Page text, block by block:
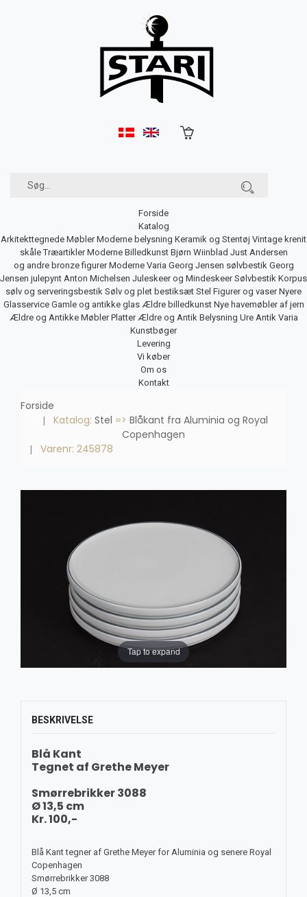
Forside
Katalog
Arkitekttegnede Møbler Moderne belysning Keramik og Stentøj Vintage krenit
skåle Træartikler Moderne Billedkunst Bjørn Wiinblad Just Andersen
og andre bronze figurer Moderne Varia Georg Jensen sølvbestik Georg
Jensen julepynt Anton Michelsen Juleskeer og Mindeskeer Sølvbestik Korpus
sølv og serveringsbestik Sølv og plet bestiksæt Stel Figurer og vaser Nyere
Glasservice Gamle og antikke glas Ældre billedkunst Nye havemøbler af jern
Ældre og Antikke Møbler Platter Ældre og Antik Belysning Ure Antik Varia
Kunstbøger
Levering
Vi køber
Om os
Kontakt
Forside
Katalog: Stel => Blåkant fra Aluminia og Royal
Copenhagen
Varenr: 245878
Tap to expand
BESKRIVELSE
Blå Kant
Tegnet af Grethe Meyer
Smørrebrikker 3088
Ø 13,5 cm
Kr. 100,-
Blå Kant tegner af Grethe Meyer for Aluminia og senere Royal
Copenhagen
Smørrebrikker 3088
Ø 13,5 cm